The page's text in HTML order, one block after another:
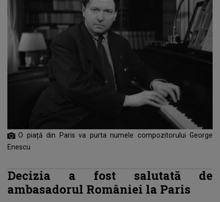
O piață din Paris va purta numele compozitorului George
Enescu
Decizia a fost salutată de
ambasadorul României la Paris